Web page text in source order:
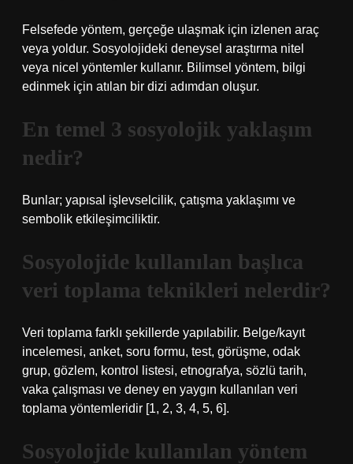
Felsefede yöntem, gerçeğe ulaşmak için izlenen araç
veya yoldur. Sosyolojideki deneysel araştırma nitel
veya nicel yöntemler kullanır. Bilimsel yöntem, bilgi
edinmek için atılan bir dizi adımdan oluşur.
En temel 3 sosyolojik yaklaşım
nedir?
Bunlar; yapısal işlevselcilik, çatışma yaklaşımı ve
sembolik etkileşimciliktir.
Sosyolojide kullanılan başlıca
veri toplama teknikleri nelerdir?
Veri toplama farklı şekillerde yapılabilir. Belge/kayıt
incelemesi, anket, soru formu, test, görüşme, odak
grup, gözlem, kontrol listesi, etnografya, sözlü tarih,
vaka çalışması ve deney en yaygın kullanılan veri
toplama yöntemleridir [1, 2, 3, 4, 5, 6].
Sosyolojide kullanılan yöntem